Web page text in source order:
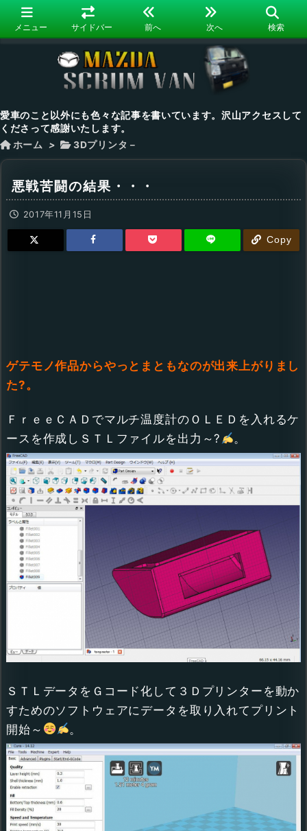
メニュー サイドバー 前へ 次へ 検索
愛車のこと以外にも色々な記事を書いています。沢山アクセスして
くださって感謝いたします。
ホーム > 3Dプリンタ－
悪戦苦闘の結果・・・
2017年11月15日
Copy
ゲテモノ作品からやっとまともなのが出来上がりまし
た?。
ＦｒｅｅＣＡＤでマルチ温度計のＯＬＥＤを入れるケ
ースを作成しＳＴＬファイルを出力～?
。
ＳＴＬデータをＧコード化して３Ｄプリンターを動か
すためのソフトウェアにデータを取り入れてプリント
開始～
。